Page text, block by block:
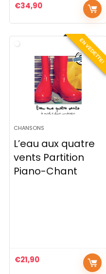
€34,90
EN VEDETTE!
CHANSONS
L’eau aux quatre
vents Partition
Piano-Chant
€21,90